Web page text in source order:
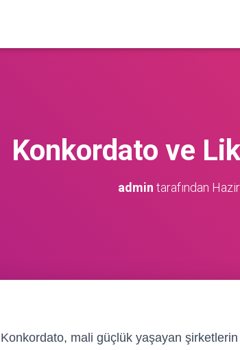
Konkordato ve
admin tarafından
Konkordato, mali güçlük yaşayan şirketlerin